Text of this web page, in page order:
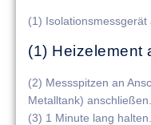
(1) Isolationsmessgerät
(1) Heizelement
(2) Messspitzen an
Metalltank) anschließen.
(3) 1 Minute lang halten.